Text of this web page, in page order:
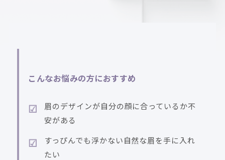
こんなお悩みの方におすすめ
眉のデザインが自分の顔に合っているか不
安がある
すっぴんでも浮かない自然な眉を手に入れ
たい